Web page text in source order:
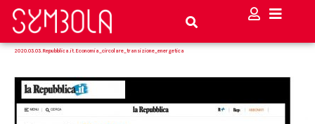
2020.03.03.Repubblica.it.Economia_circolare_transizione_energetica